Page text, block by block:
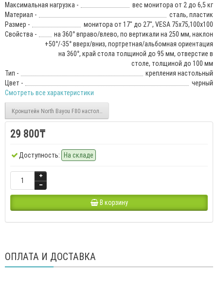
Максимальная нагрузка -
вес монитора от 2 до 6,5 кг
Материал -
сталь, пластик
Размер -
монитора от 17" до 27", VESA 75x75,100x100
Свойства -
на 360° вправо/влево, по вертикали на 250 мм, наклон
+50°/-35° вверх/вниз, портретная/альбомная ориентация
на 360°, край стола толщиной до 95 мм, отверстие в
столе, толщиной до 100 мм
Тип -
крепления настольный
Цвет -
черный
Смотреть все характеристики
Кронштейн North Bayou F80 настольный (17"-30")
29 800₸
Доступность: На складе
В корзину
ОПЛАТА И ДОСТАВКА